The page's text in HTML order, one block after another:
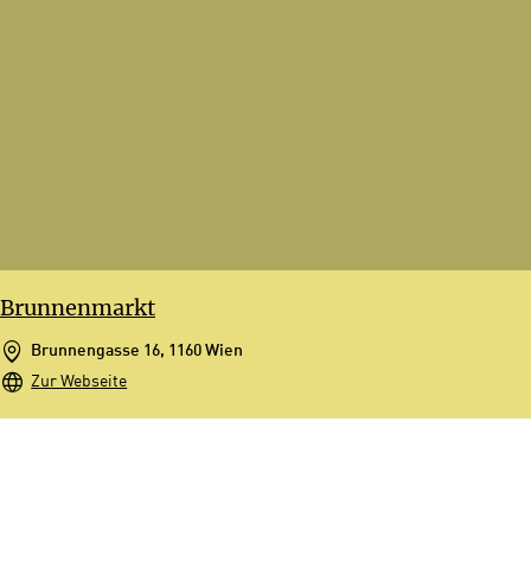
Brunnenmarkt
Brunnengasse 16, 1160 Wien
Zur Webseite